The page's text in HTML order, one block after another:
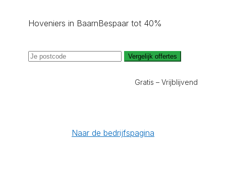
Hoveniers in BaarnBespaar tot 40%
Vergelijk offertes
Gratis – Vrijblijvend
Naar de bedrijfspagina